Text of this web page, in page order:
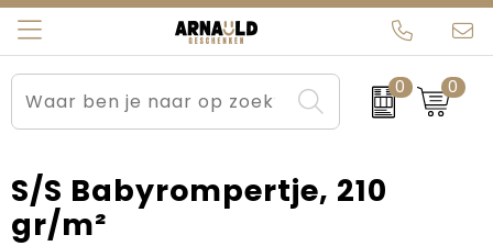
0 0
Relatiegeschenken
Sportkleding
Werkkleding
Beurs en Evenementen
Brievenbuspakketten
Carnaval
Arnauld Kerstpakketten
MijnEigenKadootje
Ons team
Contact
Blogs
S/S Babyrompertje, 210
gr/m²